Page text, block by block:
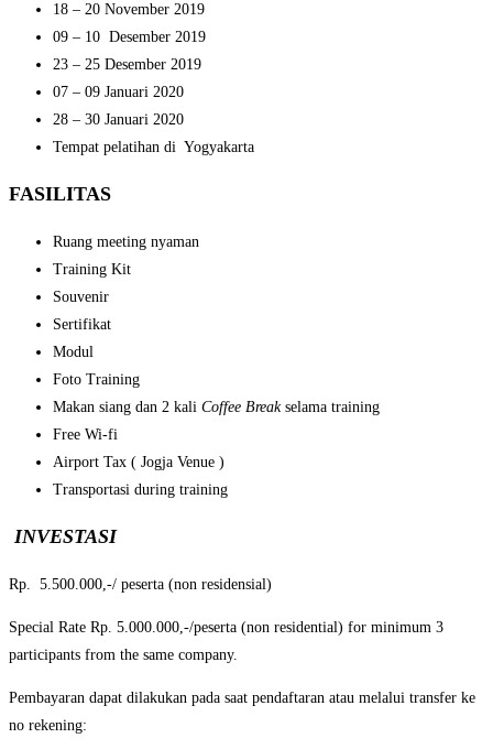
18 – 20 November 2019
09 – 10 Desember 2019
23 – 25 Desember 2019
07 – 09 Januari 2020
28 – 30 Januari 2020
Tempat pelatihan di Yogyakarta
FASILITAS
Ruang meeting nyaman
Training Kit
Souvenir
Sertifikat
Modul
Foto Training
Makan siang dan 2 kali Coffee Breakselama training
Free Wi-fi
Airport Tax ( Jogja Venue )
Transportasi during training
INVESTASI
Rp. 5.500.000,-/ peserta (non residensial)
Special Rate Rp. 5.000.000,-/peserta (non residential) for minimum 3
participants from the same company.
Pembayaran dapat dilakukan pada saat pendaftaran atau melalui transfer ke
no rekening: